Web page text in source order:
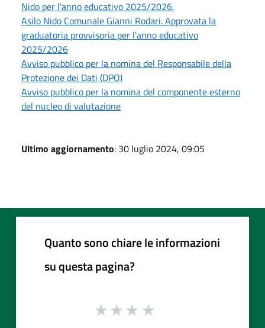
Nido per l'anno educativo 2025/2026.
Asilo Nido Comunale Gianni Rodari. Approvata la
graduatoria provvisoria per l'anno educativo
2025/2026
Avviso pubblico per la nomina del Responsabile della
Protezione dei Dati (DPO)
Avviso pubblico per la nomina del componente esterno
del nucleo di valutazione
Ultimo aggiornamento: 30 luglio 2024, 09:05
Quanto sono chiare le informazioni
su questa pagina?